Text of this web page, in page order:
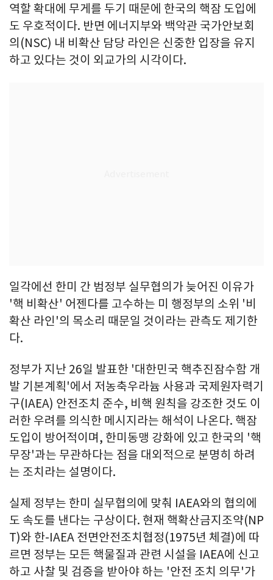
역할 확대에 무게를 두기 때문에 한국의 핵잠 도입에
도 우호적이다. 반면 에너지부와 백악관 국가안보회
의(NSC) 내 비확산 담당 라인은 신중한 입장을 유지
하고 있다는 것이 외교가의 시각이다.
일각에선 한미 간 범정부 실무협의가 늦어진 이유가
'핵 비확산' 어젠다를 고수하는 미 행정부의 소위 '비
확산 라인'의 목소리 때문일 것이라는 관측도 제기한
다.
정부가 지난 26일 발표한 '대한민국 핵추진잠수함 개
발 기본계획'에서 저농축우라늄 사용과 국제원자력기
구(IAEA) 안전조치 준수, 비핵 원칙을 강조한 것도 이
러한 우려를 의식한 메시지라는 해석이 나온다. 핵잠
도입이 방어적이며, 한미동맹 강화에 있고 한국의 '핵
무장'과는 무관하다는 점을 대외적으로 분명히 하려
는 조치라는 설명이다.
실제 정부는 한미 실무협의에 맞춰 IAEA와의 협의에
도 속도를 낸다는 구상이다. 현재 핵확산금지조약(NP
T)와 한-IAEA 전면안전조치협정(1975년 체결)에 따
르면 정부는 모든 핵물질과 관련 시설을 IAEA에 신고
하고 사찰 및 검증을 받아야 하는 '안전 조치 의무'가